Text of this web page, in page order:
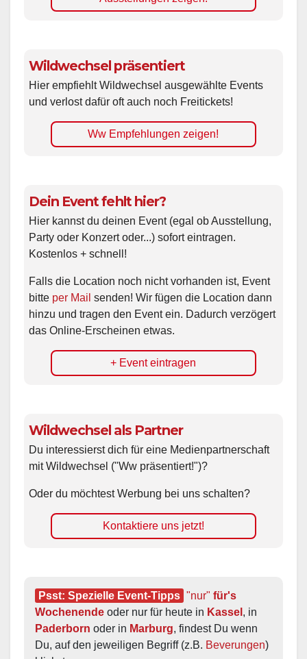
Wildwechsel präsentiert
Hier empfiehlt Wildwechsel ausgewählte Events
und verlost dafür oft auch noch Freitickets!
Ww Empfehlungen zeigen!
Dein Event fehlt hier?
Hier kannst du deinen Event (egal ob Ausstellung,
Party oder Konzert oder...) sofort eintragen.
Kostenlos + schnell!
Falls die Location noch nicht vorhanden ist, Event
bitte per Mail senden! Wir fügen die Location dann
hinzu und tragen den Event ein. Dadurch verzögert
das Online-Erscheinen etwas.
+ Event eintragen
Wildwechsel als Partner
Du interessierst dich für eine Medienpartnerschaft
mit Wildwechsel ("Ww präsentiert!")?
Oder du möchtest Werbung bei uns schalten?
Kontaktiere uns jetzt!
Psst: Spezielle Event-Tipps "nur" für's
Wochenende oder nur für heute in Kassel
Paderborn oder in Marburg, findest Du wenn
Du, auf den jeweiligen Begriff (z.B. Beverungen)